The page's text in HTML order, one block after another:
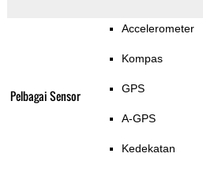
Pelbagai Sensor
Accelerometer
Kompas
GPS
A-GPS
Kedekatan